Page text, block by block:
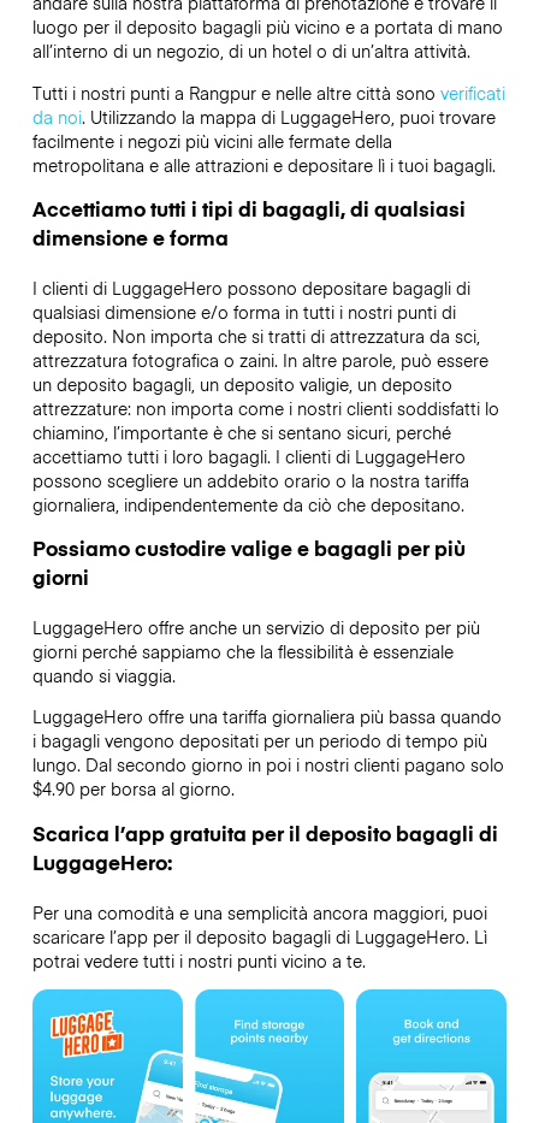
luogo per il deposito bagagli più vicino e a portata di mano
all’interno di un negozio, di un hotel o di un’altra attività.
Tutti i nostri punti a Rangpur e nelle altre città sono verificati
da noi. Utilizzando la mappa di LuggageHero, puoi trovare
facilmente i negozi più vicini alle fermate della
metropolitana e alle attrazioni e depositare lì i tuoi bagagli.
Accettiamo tutti i tipi di bagagli, di qualsiasi
dimensione e forma
I clienti di LuggageHero possono depositare bagagli di
qualsiasi dimensione e/o forma in tutti i nostri punti di
deposito. Non importa che si tratti di attrezzatura da sci,
attrezzatura fotografica o zaini. In altre parole, può essere
un deposito bagagli, un deposito valigie, un deposito
attrezzature: non importa come i nostri clienti soddisfatti lo
chiamino, l’importante è che si sentano sicuri, perché
accettiamo tutti i loro bagagli. I clienti di LuggageHero
possono scegliere un addebito orario o la nostra tariffa
giornaliera, indipendentemente da ciò che depositano.
Possiamo custodire valige e bagagli per più
giorni
LuggageHero offre anche un servizio di deposito per più
giorni perché sappiamo che la flessibilità è essenziale
quando si viaggia.
LuggageHero offre una tariffa giornaliera più bassa quando
i bagagli vengono depositati per un periodo di tempo più
lungo. Dal secondo giorno in poi i nostri clienti pagano solo
$4.90 per borsa al giorno.
Scarica l’app gratuita per il deposito bagagli di
LuggageHero:
Per una comodità e una semplicità ancora maggiori, puoi
scaricare l’app per il deposito bagagli di LuggageHero. Lì
potrai vedere tutti i nostri punti vicino a te.